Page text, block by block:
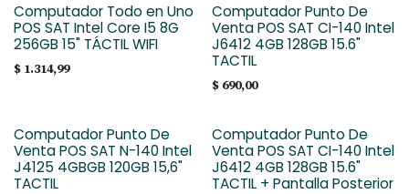
Computador Todo en Uno
POS SAT Intel Core I5 8G
256GB 15" TÁCTIL WIFI
$ 1.314,99
Computador Punto De
Venta POS SAT CI-140 Intel
J6412 4GB 128GB 15.6"
TACTIL
$ 690,00
Computador Punto De
Venta POS SAT N-140 Intel
J4125 4GBGB 120GB 15,6"
TACTIL
Computador Punto De
Venta POS SAT CI-140 Intel
J6412 4GB 128GB 15.6"
TACTIL + Pantalla Posterior